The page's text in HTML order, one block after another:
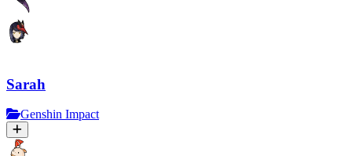
Sarah
Genshin Impact